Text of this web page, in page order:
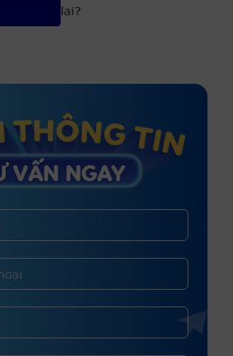
lai?
Học cắt tóc có cần năng khiếu không?
Lý do nên học cắt tóc?
khó khăn khi học nghề tóc